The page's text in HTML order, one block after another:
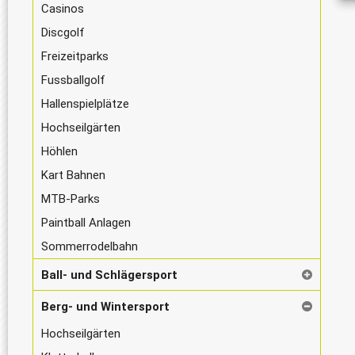
Casinos
Discgolf
Freizeitparks
Fussballgolf
Hallenspielplätze
Hochseilgärten
Höhlen
Kart Bahnen
MTB-Parks
Paintball Anlagen
Sommerrodelbahn
Ball- und Schlägersport
Berg- und Wintersport
Hochseilgärten